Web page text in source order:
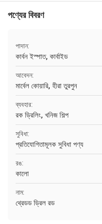
পণ্যের বিবরণ
পাদান:
কার্বন ইস্পাত, কার্বাইড
আবেদন:
মার্বেল কোয়ারি, হীরা তুরপুন
ব্যবহার:
রক ড্রিলিং, খনিজ শিল্প
সুবিধা:
প্রতিযোগিতামূলক সুবিধা পণ্য
রঙ:
কালো
নাম:
থ্রেডড ড্রিল রড